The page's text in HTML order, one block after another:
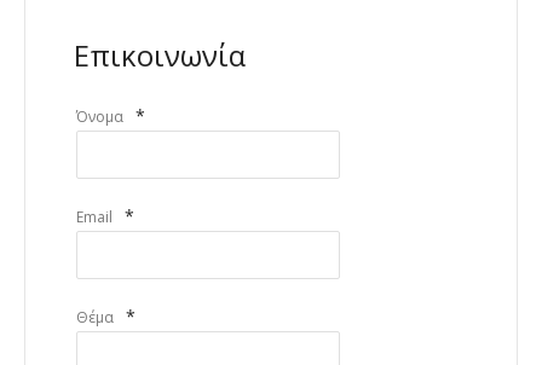
Επικοινωνία
Όνομα *
Email *
Θέμα *